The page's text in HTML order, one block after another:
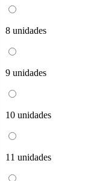
8 unidades
9 unidades
10 unidades
11 unidades